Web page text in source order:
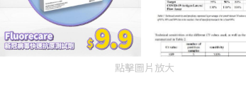
點擊圖片放大